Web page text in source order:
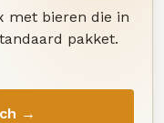
met bieren die in
pakket.
→